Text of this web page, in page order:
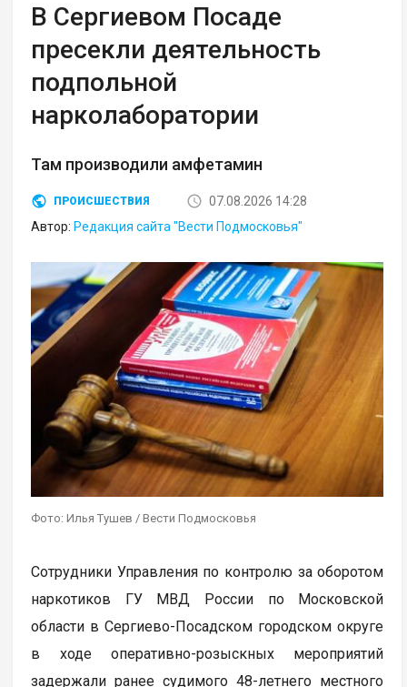
В Сергиевом Посаде
пресекли деятельность
подпольной
нарколаборатории
Там производили амфетамин
ПРОИСШЕСТВИЯ
07.08.2026 14:28
Автор: Редакция сайта "Вести Подмосковья"
Фото: Илья Тушев / Вести Подмосковья
Сотрудники Управления по контролю за оборотом
наркотиков ГУ МВД России по Московской
области в Сергиево-Посадском городском округе
в ходе оперативно-розыскных мероприятий
задержали ранее судимого 48-летнего местного